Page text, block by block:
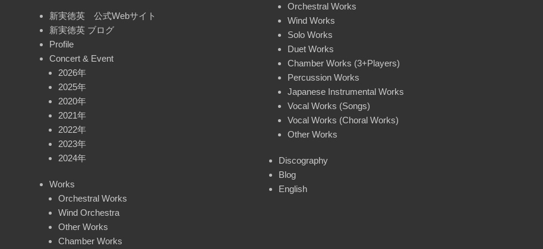
新実徳英 公式Webサイト
新実徳英 ブログ
Profile
Concert & Event
2026年
2025年
2020年
2021年
2022年
2023年
2024年
Works
Orchestral Works
Wind Orchestra
Other Works
Chamber Works
Orchestral Works
Wind Works
Solo Works
Duet Works
Chamber Works (3+Players)
Percussion Works
Japanese Instrumental Works
Vocal Works (Songs)
Vocal Works (Choral Works)
Other Works
Discography
Blog
English